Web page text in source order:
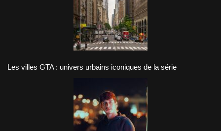
Les villes GTA : univers urbains iconiques de la série